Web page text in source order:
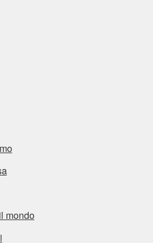
mondo